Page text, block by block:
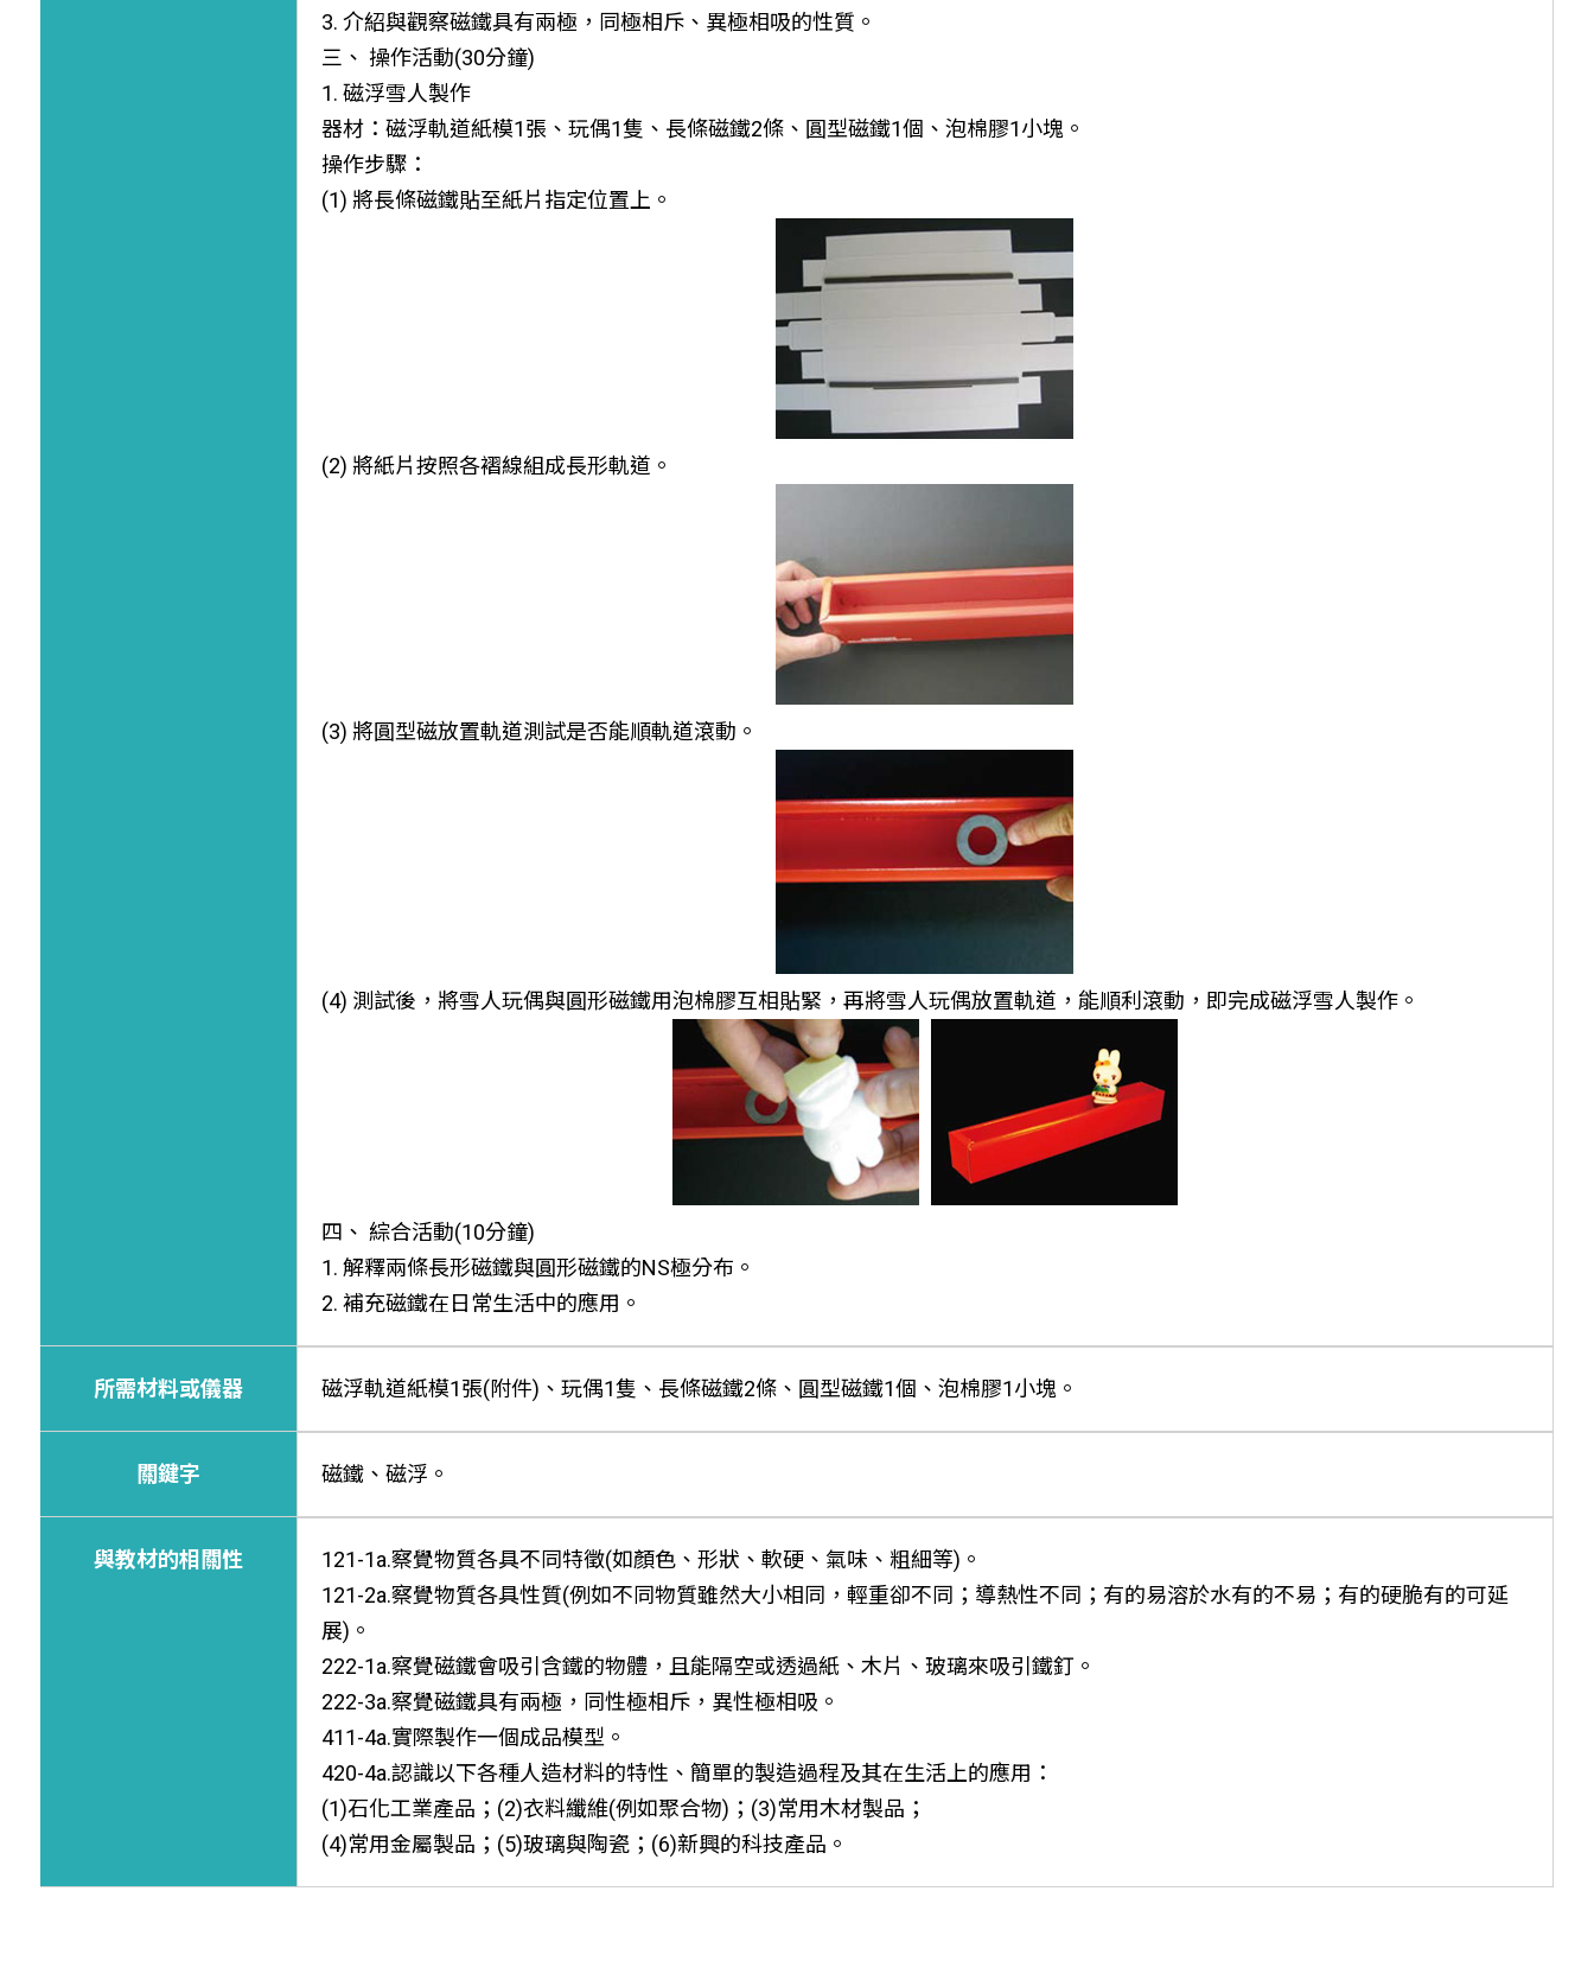
3. 介紹與觀察磁鐵具有兩極，同極相斥、異極相吸的性質。
三、 操作活動(30分鐘)
1. 磁浮雪人製作
器材：磁浮軌道紙模1張、玩偶1隻、長條磁鐵2條、圓型磁鐵1個、泡棉膠1小塊。
操作步驟：
(1) 將長條磁鐵貼至紙片指定位置上。
(2) 將紙片按照各褶線組成長形軌道。
(3) 將圓型磁放置軌道測試是否能順軌道滾動。
(4) 測試後，將雪人玩偶與圓形磁鐵用泡棉膠互相貼緊，再將雪人玩偶放置軌道，能順利滾動，即完成磁浮雪人製作。
四、 綜合活動(10分鐘)
1. 解釋兩條長形磁鐵與圓形磁鐵的NS極分布。
2. 補充磁鐵在日常生活中的應用。
所需材料或儀器 磁浮軌道紙模1張(附件)、玩偶1隻、長條磁鐵2條、圓型磁鐵1個、泡棉膠1小塊。
關鍵字 磁鐵、磁浮。
與教材的相關性
121-1a.察覺物質各具不同特徵(如顏色、形狀、軟硬、氣味、粗細等)。
121-2a.察覺物質各具性質(例如不同物質雖然大小相同，輕重卻不同；導熱性不同；有的易溶於水有的不易；有的硬脆有的可延
展)。
222-1a.察覺磁鐵會吸引含鐵的物體，且能隔空或透過紙、木片、玻璃來吸引鐵釘。
222-3a.察覺磁鐵具有兩極，同性極相斥，異性極相吸。
411-4a.實際製作一個成品模型。
420-4a.認識以下各種人造材料的特性、簡單的製造過程及其在生活上的應用：
(1)石化工業產品；(2)衣料纖維(例如聚合物)；(3)常用木材製品；
(4)常用金屬製品；(5)玻璃與陶瓷；(6)新興的科技產品。